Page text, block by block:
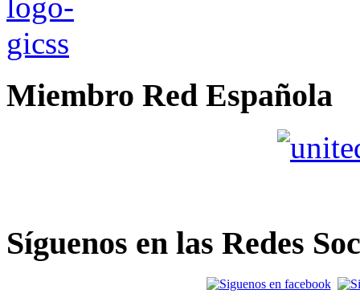
Miembro Red Española
Síguenos en las Redes